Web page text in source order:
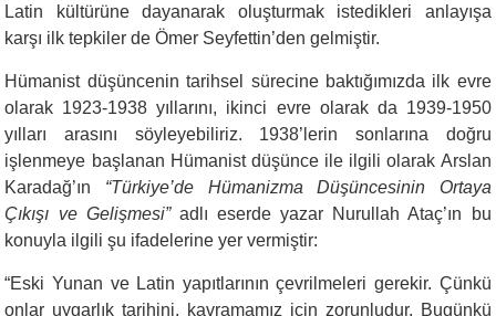
Latin kültürüne dayanarak oluşturmak istedikleri anlayışa
karşı ilk tepkiler de Ömer Seyfettin’den gelmiştir.
Hümanist düşüncenin tarihsel sürecine baktığımızda ilk evre
olarak 1923-1938 yıllarını, ikinci evre olarak da 1939-1950
yılları arasını söyleyebiliriz. 1938’lerin sonlarına doğru
işlenmeye başlanan Hümanist düşünce ile ilgili olarak Arslan
Karadağ’ın “Türkiye’de Hümanizma Düşüncesinin Ortaya
Çıkışı ve Gelişmesi”adlı eserde yazar Nurullah Ataç’ın bu
konuyla ilgili şu ifadelerine yer vermiştir:
“Eski Yunan ve Latin yapıtlarının çevrilmeleri gerekir. Çünkü
onlar uygarlık tarihini, kavramamız için zorunludur. Bugünkü